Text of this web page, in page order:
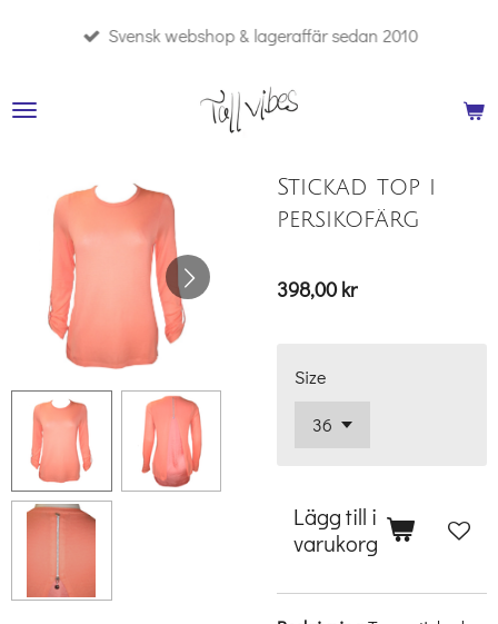
Svensk webshop & lageraffär sedan 2010
Stickad top i
persikofärg
398,00 kr
Size
Lägg till i
varukorg